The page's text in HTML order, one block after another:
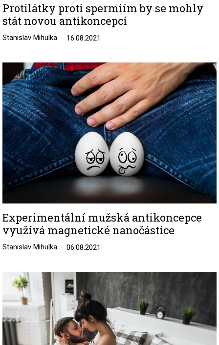
Protilátky proti spermiím by se mohly
stát novou antikoncepcí
Stanislav Mihulka 16.08.2021
Image
Experimentální mužská antikoncepce
využívá magnetické nanočástice
Stanislav Mihulka 06.08.2021
Image